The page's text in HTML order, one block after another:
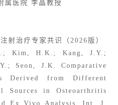
属医院 李晶教授
射治疗专家共识（2026版）
J.; Kim, H.K.; Kang, J.Y.;
Seon, J.K. Comparative
Derived from Different
Sources in Osteoarthritis
Ex Vivo Analysis. Int. J.